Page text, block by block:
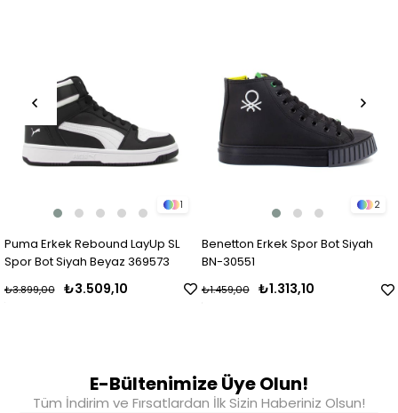
1
Puma Erkek Rebound LayUp SL
Spor Bot Siyah Beyaz 369573
₺3.509,10
₺3.899,00
2
Benetton Erkek Spor Bot Siyah
BN-30551
₺1.313,10
₺1.459,00
E-Bültenimize Üye Olun!
Tüm İndirim ve Fırsatlardan İlk Sizin Haberiniz Olsun!